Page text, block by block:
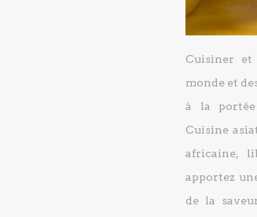
Cuisiner
monde et
à la
Cuisine
africaine,
apportez
de la